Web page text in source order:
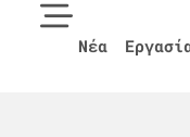
Νέα